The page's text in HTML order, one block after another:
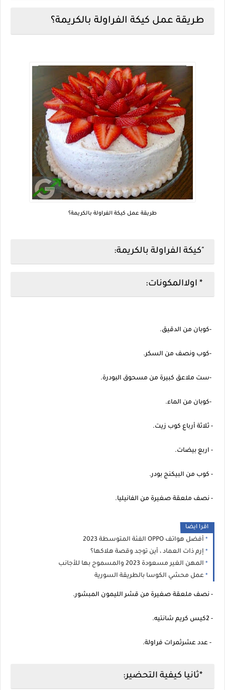
طريقة عمل كيكة الفراولة بالكريمة؟
طريقة عمل كيكة الفراولة بالكريمة؟
"كيكة الفراولة بالكريمة:
* اولاالمكونات:
-كوبان من الدقيق.
-كوب ونصف من السكر.
-ست ملاعق كبيرة من مسحوق البودرة.
-كوبان من الماء.
- ثلاثة أرباع كوب زيت.
- اربع بيضات.
- كوب من البيكنج بودر.
- نصف ملعقة صغيرة من الفانيليا.
اقرا ايضا
أفضل هواتف OPPO الفئة المتوسطة 2023
إرم ذات العماد ، أين توجد وقصة هلاكها؟
المهن الغير مسعودة 2023 والمسموح بها للأجانب
عمل محشي الكوسا بالطريقة السورية
- نصف ملعقة صغيرة من قشر الليمون المبشور.
- 2كيس كريم شانتيه.
- عدد عشرثمرات فراولة.
*ثانيا كيفية التحضير: